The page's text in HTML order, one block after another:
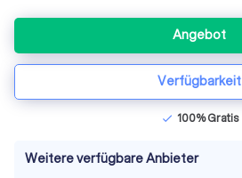
Angebot
Verfügbarkeit
check 100% Gratis
Weitere verfügbare Anbieter